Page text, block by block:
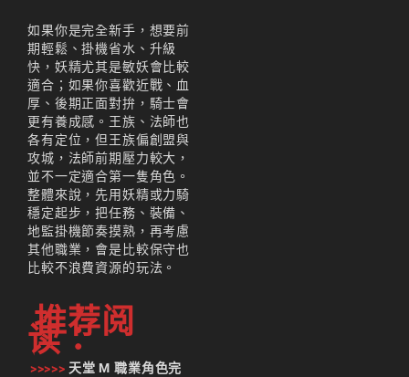
如果你是完全新手，想要前
期輕鬆、掛機省水、升級
快，妖精尤其是敏妖會比較
適合；如果你喜歡近戰、血
厚、後期正面對拚，騎士會
更有養成感。王族、法師也
各有定位，但王族偏創盟與
攻城，法師前期壓力較大，
並不一定適合第一隻角色。
整體來說，先用妖精或力騎
穩定起步，把任務、裝備、
地監掛機節奏摸熟，再考慮
其他職業，會是比較保守也
比較不浪費資源的玩法。
推荐阅
读：
>>>>> 天堂 M 職業角色完